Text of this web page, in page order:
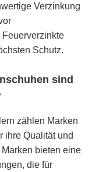
Verzinkung
Schutz.
sind
zählen Marken
ihre Qualität und
bieten eine
die für